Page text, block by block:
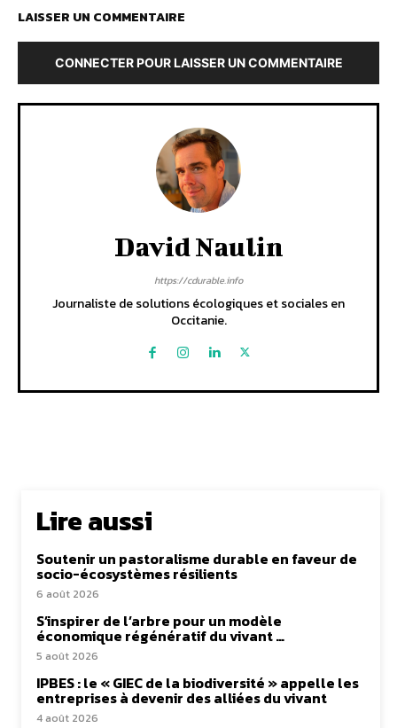
LAISSER UN COMMENTAIRE
CONNECTER POUR LAISSER UN COMMENTAIRE
David Naulin
https://cdurable.info
Journaliste de solutions écologiques et sociales en
Occitanie.
Lire aussi
Soutenir un pastoralisme durable en faveur de
socio-écosystèmes résilients
6 août 2026
S’inspirer de l’arbre pour un modèle
économique régénératif du vivant …
5 août 2026
IPBES : le « GIEC de la biodiversité » appelle les
entreprises à devenir des alliées du vivant
4 août 2026